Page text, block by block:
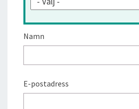
Namn
E-postadress